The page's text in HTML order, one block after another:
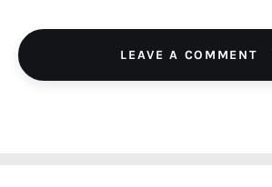
LEAVE A COMMENT